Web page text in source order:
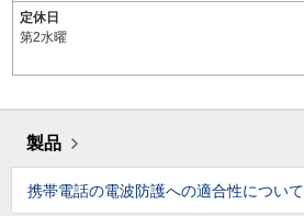
定休日
第2水曜
製品
携帯電話の電波防護への適合性について